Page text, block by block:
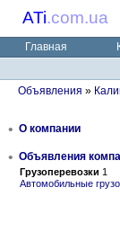
ATi.com.ua
Главная
Объявления »
• О компании
• Объявления
Грузоперевозки 1
Автомобильные